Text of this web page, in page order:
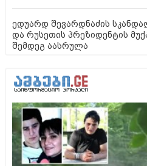
ედუარდ შევარდნაძის
და რუსეთის პრეზიდენტის
შემდეგ აასრულა